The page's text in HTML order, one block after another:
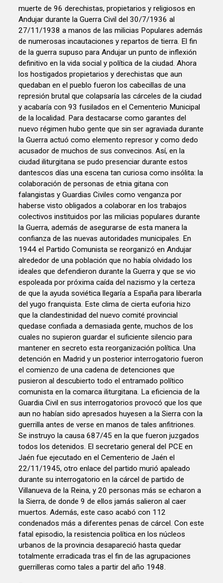
muerte de 96 derechistas, propietarios y religiosos en
Andujar durante la Guerra Civil del 30/7/1936 al
27/11/1938 a manos de las milicias Populares además
de numerosas incautaciones y repartos de tierra. El fin
de la guerra supuso para Andujar un punto de inflexión
definitivo en la vida social y política de la ciudad. Ahora
los hostigados propietarios y derechistas que aun
quedaban en el pueblo fueron los cabecillas de una
represión brutal que colapsaría las cárceles de la ciudad
y acabaría con 93 fusilados en el Cementerio Municipal
de la localidad. Para destacarse como garantes del
nuevo régimen hubo gente que sin ser agraviada durante
la Guerra actuó como elemento represor y como dedo
acusador de muchos de sus convecinos. Así, en la
ciudad iliturgitana se pudo presenciar durante estos
dantescos días una escena tan curiosa como insólita: la
colaboración de personas de etnia gitana con
falangistas y Guardias Civiles como venganza por
haberse visto obligados a colaborar en los trabajos
colectivos instituidos por las milicias populares durante
la Guerra, además de asegurarse de esta manera la
confianza de las nuevas autoridades municipales. En
1944 el Partido Comunista se reorganizó en Andujar
alrededor de una población que no había olvidado los
ideales que defendieron durante la Guerra y que se vio
espoleada por próxima caída del nazismo y la certeza
de que la ayuda soviética llegaría a España para liberarla
del yugo franquista. Este clima de cierta euforia hizo
que la clandestinidad del nuevo comité provincial
quedase confiada a demasiada gente, muchos de los
cuales no supieron guardar el suficiente silencio para
mantener en secreto esta reorganización política. Una
detención en Madrid y un posterior interrogatorio fueron
el comienzo de una cadena de detenciones que
pusieron al descubierto todo el entramado político
comunista en la comarca iliturgitana. La eficiencia de la
Guardia Civil en sus interrogatorios provocó que los que
aun no habían sido apresados huyesen a la Sierra con la
guerrilla antes de verse en manos de tales anfitriones.
Se instruyo la causa 687/45 en la que fueron juzgados
todos los detenidos. El secretario general del PCE en
Jaén fue ejecutado en el Cementerio de Jaén el
22/11/1945, otro enlace del partido murió apaleado
durante su interrogatorio en la cárcel de partido de
Villanueva de la Reina, y 20 personas más se echaron a
la Sierra, de donde 9 de ellos jamás salieron al caer
muertos. Además, este caso acabó con 112
condenados más a diferentes penas de cárcel. Con este
fatal episodio, la resistencia política en los núcleos
urbanos de la provincia desapareció hasta quedar
totalmente erradicada tras el fin de las agrupaciones
guerrilleras como tales a partir del año 1948.